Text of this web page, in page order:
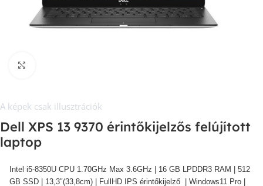
A képek csak illusztrációk
Dell XPS 13 9370 érintőkijelzős felújított
laptop
Intel i5-8350U CPU 1.70GHz Max 3.6GHz | 16 GB LPDDR3 RAM | 512
GB SSD | 13,3″(33,8cm) | FullHD IPS érintőkijelző | Windows11 Pro |